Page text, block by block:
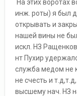
На этих воротах
инж. роты) я был
открывать и
нашей вины не
искл. НЗ
нт Пухир
служба медом не
не счесть и
высшему нач. НЗ